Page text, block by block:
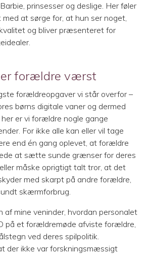
prinsesser og deslige. Her føler
at sørge for, at hun ser noget,
og bliver præsenteret for
forældre værst
forældreopgaver vi står overfor –
børns digitale vaner og dermed
er vi forældre nogle gange
For ikke alle kan eller vil tage
end én gang oplevet, at forældre
at sætte sunde grænser for deres
måske oprigtigt talt tror, at det
med skarpt på andre forældre,
skærmforbrug.
af mine veninder, hvordan personalet
på et forældremøde afviste forældre,
ved deres spilpolitik.
der ikke var forskningsmæssigt